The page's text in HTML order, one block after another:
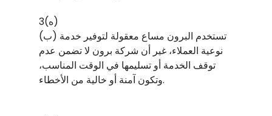
3(ه)
(ب) تستخدم البرون مساع معقولة لتوفير خدمة
نوعية العملاء، غير أن شركة برون لا تضمن عدم
توقف الخدمة أو تسليمها في الوقت المناسب،
وتكون آمنة أو خالية من الأخطاء.